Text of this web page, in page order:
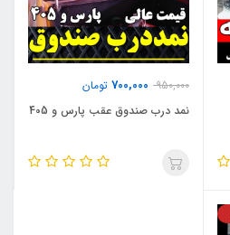
950,000
700,000 تومان
نمد درب صندوق عقب پارس و 405